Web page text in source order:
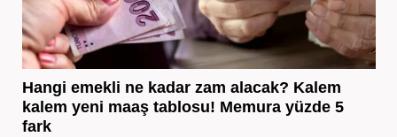
Hangi emekli ne kadar zam alacak? Kalem
kalem yeni maaş tablosu! Memura yüzde 5
fark